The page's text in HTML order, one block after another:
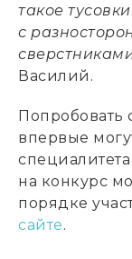
такое
с
Василий.
Попробовать
впервые
на конкурс
порядке
сайте.